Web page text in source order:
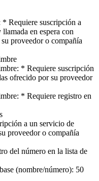
* Requiere suscripción a
en espera con
proveedor o compañía
* Requiere suscripción
ofrecido por su proveedor
* Requiere registro en
a un servicio de
proveedor o compañía
del número en la lista de
(nombre/número): 50